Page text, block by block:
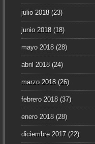
julio 2018(23)
junio 2018(18)
mayo 2018(28)
abril 2018(24)
marzo 2018(26)
febrero 2018(37)
enero 2018(28)
diciembre 2017(22)